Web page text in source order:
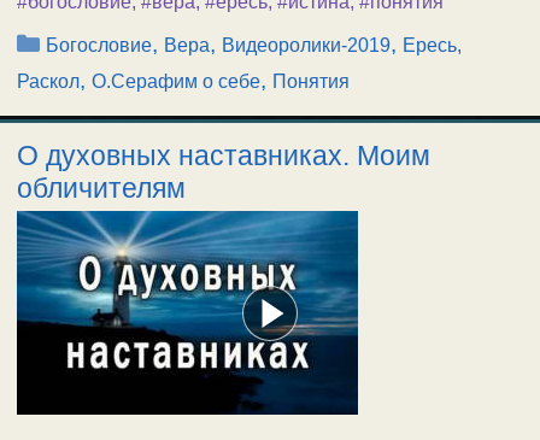
Рубрики
Богословие, Вера, Видеоролики-2019, Ересь,
Раскол, О.Серафим о себе, Понятия
О духовных наставниках. Моим
обличителям